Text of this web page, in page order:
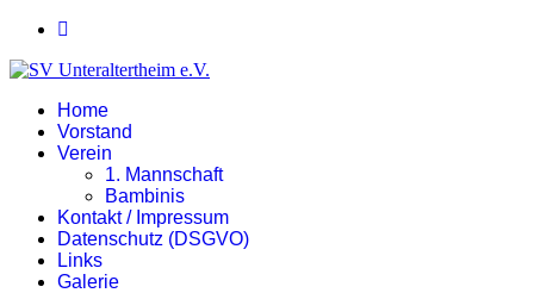
Home
Vorstand
Verein
1. Mannschaft
Bambinis
Kontakt / Impressum
Datenschutz (DSGVO)
Links
Galerie